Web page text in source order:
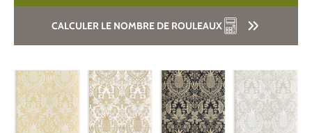
CALCULER LE NOMBRE DE ROULEAUX